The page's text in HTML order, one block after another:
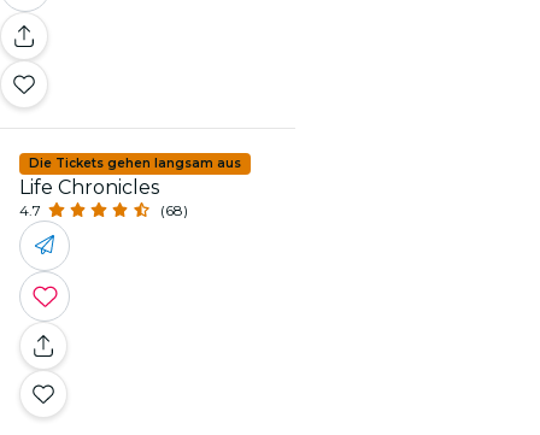
Die Tickets gehen langsam aus
Life Chronicles
4.7 (68)